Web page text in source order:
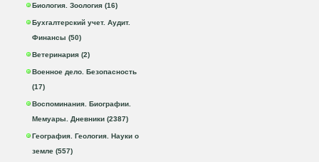
Биология. Зоология (16)
Бухгалтерский учет. Аудит.
Финансы (50)
Ветеринария (2)
Военное дело. Безопасность
(17)
Воспоминания. Биографии.
Мемуары. Дневники (2387)
География. Геология. Науки о
земле (557)